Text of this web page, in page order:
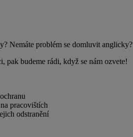
Nemáte problém se domluvit anglicky?
pak budeme rádi, když se nám ozvete!
pracovištích
odstranění